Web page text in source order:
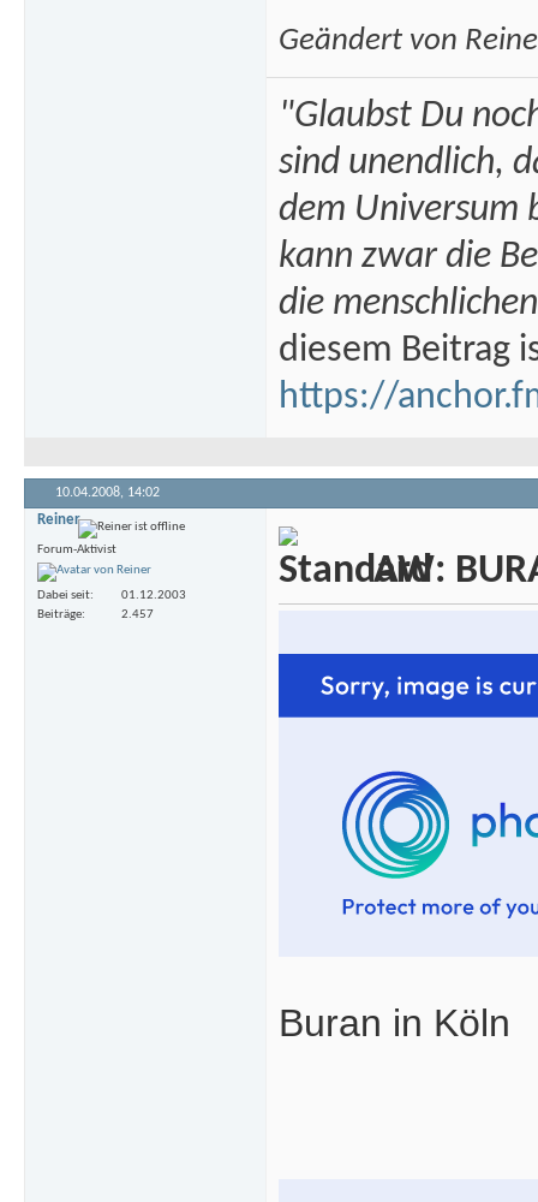
Geändert von
"Glaubst Du
sind unendlich,
dem Universum
kann zwar die
die
diesem Beitrag
https://
10.04.2008, 14:02
Reiner
Forum-Aktivist
Dabei seit
01.12.2003
Beiträge
2.457
AW:
Buran in Köln